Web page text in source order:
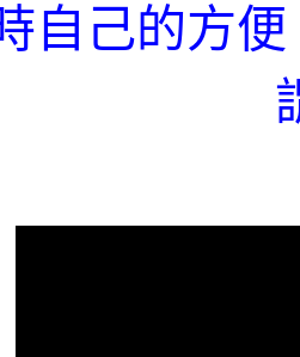
自己的方